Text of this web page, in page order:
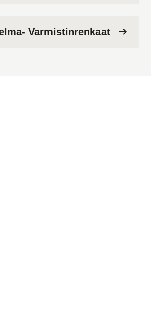
Varmistinrenkaat